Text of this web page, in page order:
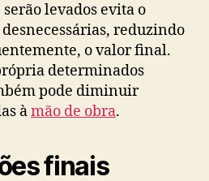
levados evita o
reduzindo
o valor final.
determinados
pode diminuir
àmão de obra.
finais